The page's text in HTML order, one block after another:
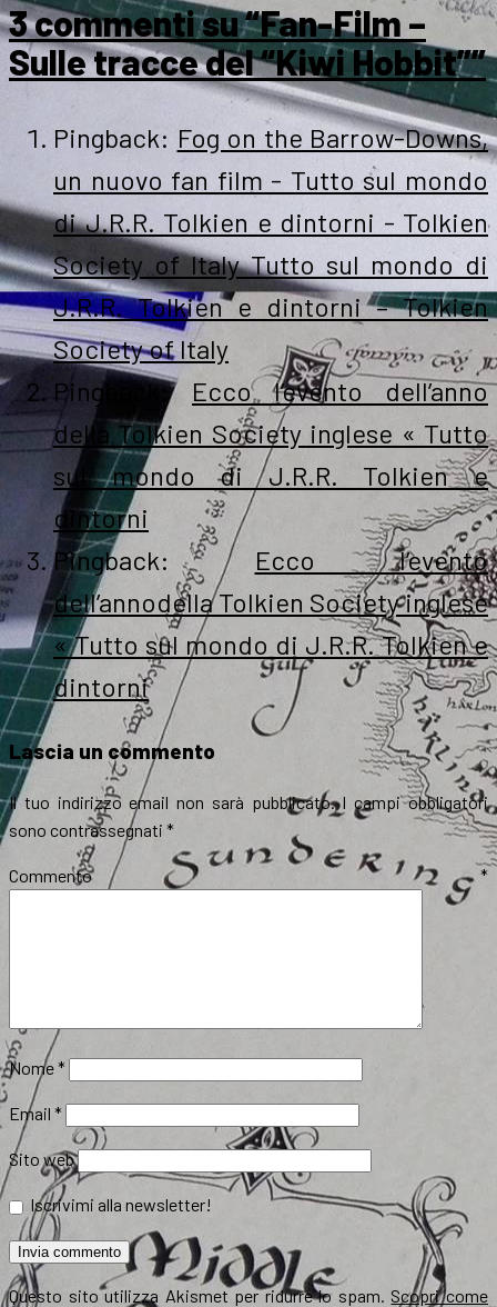
3 commenti su “Fan-Film –
Sulle tracce del “Kiwi Hobbit””
Pingback: Fog on the Barrow-Downs,
un nuovo fan film - Tutto sul mondo
di J.R.R. Tolkien e dintorni - Tolkien
Society of Italy Tutto sul mondo di
J.R.R. Tolkien e dintorni – Tolkien
Society of Italy
Pingback: Ecco l’evento dell’anno
della Tolkien Society inglese « Tutto
sul mondo di J.R.R. Tolkien e
dintorni
Pingback: Ecco l’evento
dell’annodella Tolkien Society inglese
« Tutto sul mondo di J.R.R. Tolkien e
dintorni
Lascia un commento
Il tuo indirizzo email non sarà pubblicato. I campi obbligatori
sono contrassegnati *
Commento *
Nome*
Email *
Sito web
Iscrivimi alla newsletter!
Questo sito utilizza Akismet per ridurre lo spam. Scopri come